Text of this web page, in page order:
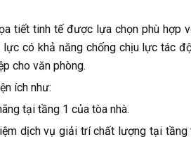
tiết tinh tế được lựa chọn phù hợp
có khả năng chống chịu lực tác
cho văn phòng.
ích như:
tại tầng 1 của tòa nhà.
dịch vụ giải trí chất lượng tại tầng